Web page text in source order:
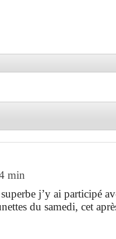
min
j’y ai participé
du samedi, cet